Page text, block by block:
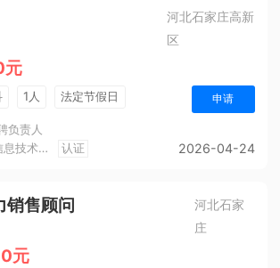
河北石家庄高新
区
1人
法定节假日
一金
申请
负责人
河北轩昊信息技术有限公司
认证 2026-04-24
销售顾问
河北石家
庄
元